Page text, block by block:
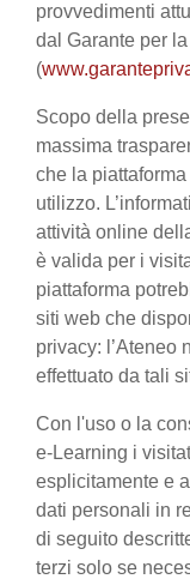
provvedimenti
dal Garante per
(
Scopo della
massima
che la
utilizzo.
attività online
è valida per i
piattaforma
siti web che
privacy: l’Ateneo
effettuato da tali
Con l'uso o la
e-Learning i
esplicitamente e
dati personali in
di seguito
terzi solo se